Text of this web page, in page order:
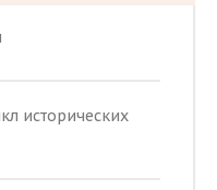
исторических